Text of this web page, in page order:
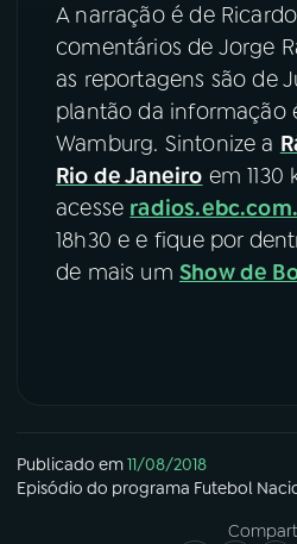
A narração é de
comentários de Jorge
as reportagens são de
plantão da informação
Wamburg. Sintonize a
Rio de Janeiro em 1130
acesse
18h30 e e fique por
de mais um Show de
Publicado em11/08/2018
Episódio do programa Futebol